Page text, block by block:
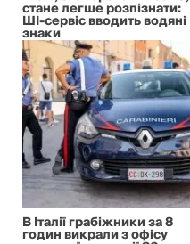
стане легше розпізнати:
ШІ-сервіс вводить водяні
знаки
В Італії грабіжники за 8
годин викрали з офісу